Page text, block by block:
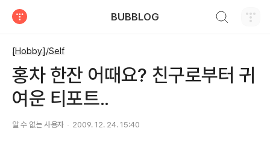
BUBBLOG
[Hobby]/Self
홍차 한잔 어때요? 친구로부터 귀
여운 티포트..
알 수 없는 사용자 2009. 12. 24. 15:40